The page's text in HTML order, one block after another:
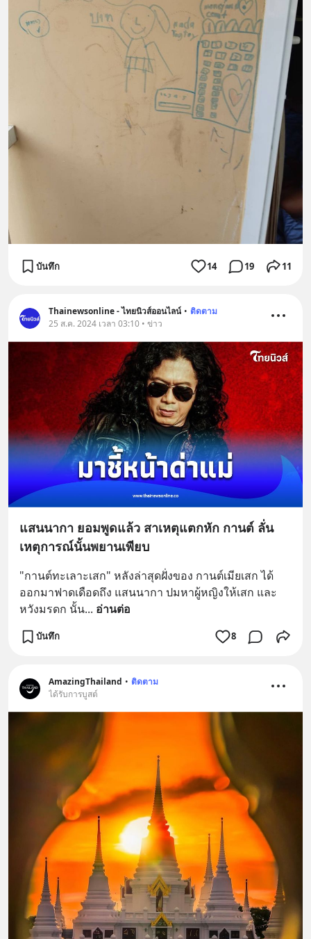
บันทึก 14 19 11
Thainewsonline - ไทยนิวส์ออนไลน์ • ติดตาม
25 ส.ค. 2024 เวลา 03:10 • ข่าว
แสนนากา ยอมพูดแล้ว สาเหตุแตกหัก กานต์ ลั่น
เหตุการณ์นั้นพยานเพียบ
"กานต์ทะเลาะเสก" หลังล่าสุดฝั่งของ กานต์เมียเสก ได้
ออกมาฟาดเดือดถึง แสนนากา ปมหาผู้หญิงให้เสก และ
หวังมรดก นั้น... อ่านต่อ
บันทึก 8
AmazingThailand • ติดตาม
ได้รับการบูสต์